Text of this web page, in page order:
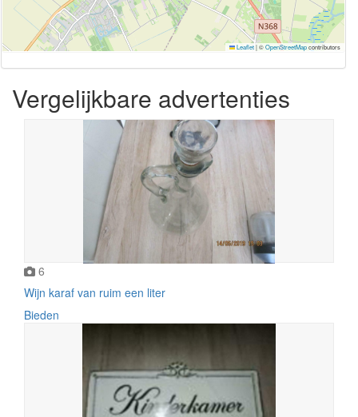
Leaflet|©OpenStreetMapcontributors
Vergelijkbare advertenties
6
Wijn karaf van ruim een liter
Bieden